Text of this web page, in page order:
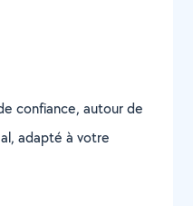
confiance, autour de
adapté à votre